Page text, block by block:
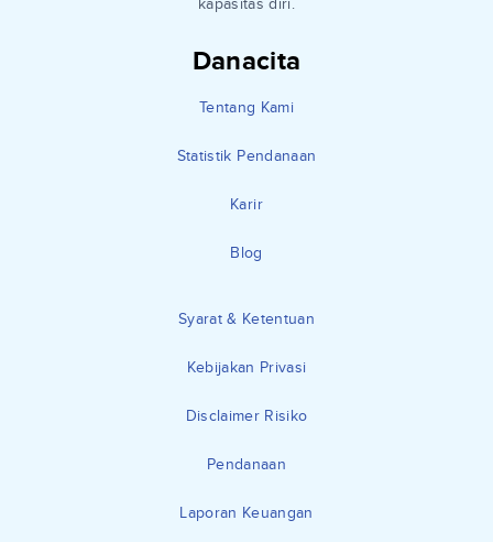
Danacita
Tentang Kami
Statistik Pendanaan
Karir
Blog
Syarat & Ketentuan
Kebijakan Privasi
Disclaimer Risiko
Pendanaan
Laporan Keuangan
kapasitas diri.